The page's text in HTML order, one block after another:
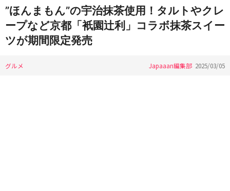
”ほんまもん”の宇治抹茶使用！タルトやクレ
ープなど京都「衹園辻利」コラボ抹茶スイー
ツが期間限定発売
グルメ Japaaan編集部 2025/03/05